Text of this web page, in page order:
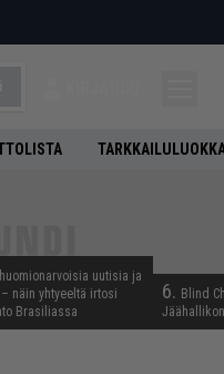
uutisia ja
näin yhtyeeltä irtosi
Brasiliassa
6. Blind